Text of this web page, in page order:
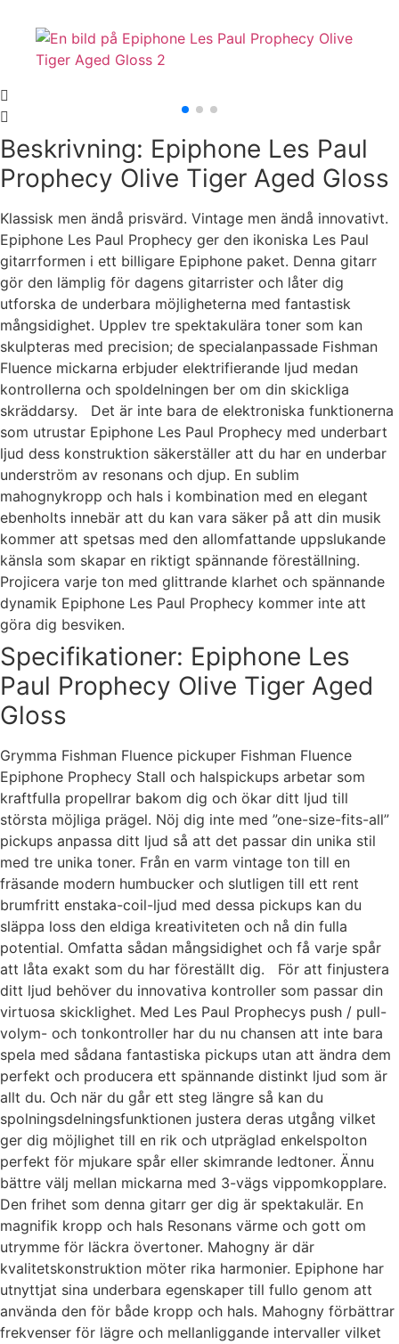
Beskrivning: Epiphone Les Paul
Prophecy Olive Tiger Aged Gloss
Klassisk men ändå prisvärd. Vintage men ändå innovativt.
Epiphone Les Paul Prophecy ger den ikoniska Les Paul
gitarrformen i ett billigare Epiphone paket. Denna gitarr
gör den lämplig för dagens gitarrister och låter dig
utforska de underbara möjligheterna med fantastisk
mångsidighet. Upplev tre spektakulära toner som kan
skulpteras med precision; de specialanpassade Fishman
Fluence mickarna erbjuder elektrifierande ljud medan
kontrollerna och spoldelningen ber om din skickliga
skräddarsy. Det är inte bara de elektroniska funktionerna
som utrustar Epiphone Les Paul Prophecy med underbart
ljud dess konstruktion säkerställer att du har en underbar
underström av resonans och djup. En sublim
mahognykropp och hals i kombination med en elegant
ebenholts innebär att du kan vara säker på att din musik
kommer att spetsas med den allomfattande uppslukande
känsla som skapar en riktigt spännande föreställning.
Projicera varje ton med glittrande klarhet och spännande
dynamik Epiphone Les Paul Prophecy kommer inte att
göra dig besviken.
Specifikationer: Epiphone Les
Paul Prophecy Olive Tiger Aged
Gloss
Grymma Fishman Fluence pickuper Fishman Fluence
Epiphone Prophecy Stall och halspickups arbetar som
kraftfulla propellrar bakom dig och ökar ditt ljud till
största möjliga prägel. Nöj dig inte med ”one-size-fits-all”
pickups anpassa ditt ljud så att det passar din unika stil
med tre unika toner. Från en varm vintage ton till en
fräsande modern humbucker och slutligen till ett rent
brumfritt enstaka-coil-ljud med dessa pickups kan du
släppa loss den eldiga kreativiteten och nå din fulla
potential. Omfatta sådan mångsidighet och få varje spår
att låta exakt som du har föreställt dig. För att finjustera
ditt ljud behöver du innovativa kontroller som passar din
virtuosa skicklighet. Med Les Paul Prophecys push / pull-
volym- och tonkontroller har du nu chansen att inte bara
spela med sådana fantastiska pickups utan att ändra dem
perfekt och producera ett spännande distinkt ljud som är
allt du. Och när du går ett steg längre så kan du
spolningsdelningsfunktionen justera deras utgång vilket
ger dig möjlighet till en rik och utpräglad enkelspolton
perfekt för mjukare spår eller skimrande ledtoner. Ännu
bättre välj mellan mickarna med 3-vägs vippomkopplare.
Den frihet som denna gitarr ger dig är spektakulär. En
magnifik kropp och hals Resonans värme och gott om
utrymme för läckra övertoner. Mahogny är där
kvalitetskonstruktion möter rika harmonier. Epiphone har
utnyttjat sina underbara egenskaper till fullo genom att
använda den för både kropp och hals. Mahogny förbättrar
frekvenser för lägre och mellanliggande intervaller vilket